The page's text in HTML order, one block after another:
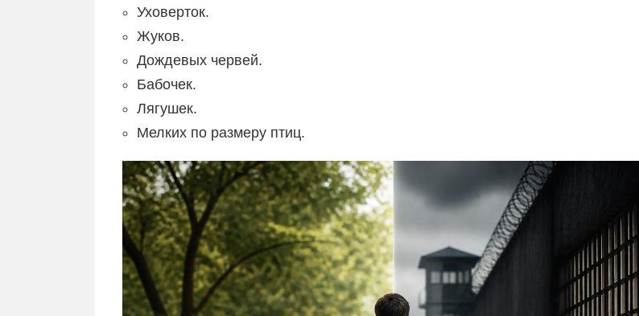
Уховерток.
Жуков.
Дождевых червей.
Бабочек.
Лягушек.
Мелких по размеру птиц.